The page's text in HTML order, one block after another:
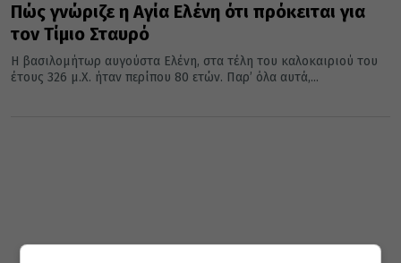
Πώς γνώριζε η Αγία Ελένη ότι πρόκειται για
τον Τίμιο Σταυρό
Η βασιλομήτωρ αυγούστα Ελένη, στα τέλη του καλοκαιριού του
έτους 326 μ.Χ. ήταν περίπου 80 ετών. Παρ’ όλα αυτά,...